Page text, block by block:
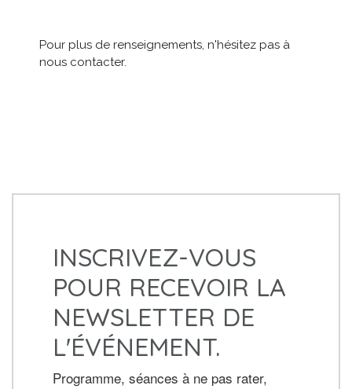
Pour plus de renseignements, n'hésitez pas à
nous contacter.
INSCRIVEZ-VOUS
POUR RECEVOIR LA
NEWSLETTER DE
L'ÉVÉNEMENT.
Programme, séances à ne pas rater,